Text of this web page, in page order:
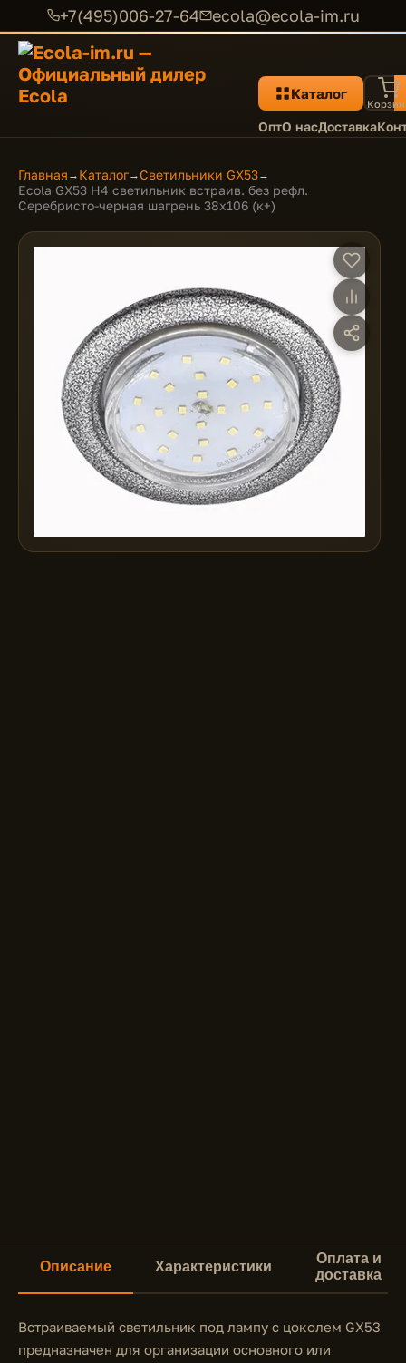
+7(495)006-27-64 ecola@ecola-im.ru
Каталог
ОптО насДоставка
Главная → Каталог→Светильники GX53→
Ecola GX53 H4 светильник встраив. без рефл.
Серебристо-черная шагрень 38x106 (к+)
Описание Характеристики
Оплата и
доставка
Встраиваемый светильник под лампу с цоколем GX53
предназначен для организации основного или